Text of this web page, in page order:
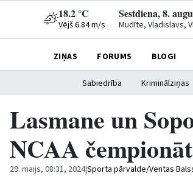
18.2 °C
Vējš 6.84 m/s
Sestdiena, 8.
Mudīte, Vladislavs,
ZIŅAS FORUMS BLOGI
Sabiedrība Kriminālziņas
Lasmane un
NCAA
29. maijs, 08:31, 2024|Sporta pārvalde/Ventas